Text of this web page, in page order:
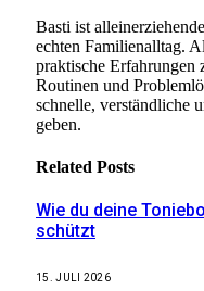
Basti ist
echten Familienalltag.
praktische
Routinen und
schnelle, verständliche
geben.
Related Posts
Wie du deine
schützt
15. JULI 2026